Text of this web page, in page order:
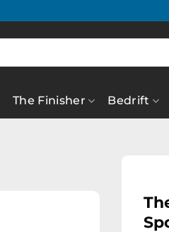
The Finisher Bedrift